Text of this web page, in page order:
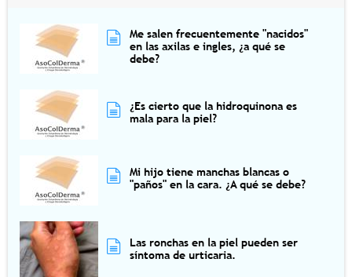
Me salen frecuentemente "nacidos"
en las axilas e ingles, ¿a qué se
debe?
¿Es cierto que la hidroquinona es
mala para la piel?
Mi hijo tiene manchas blancas o
"paños" en la cara. ¿A qué se debe?
Las ronchas en la piel pueden ser
síntoma de urticaria.